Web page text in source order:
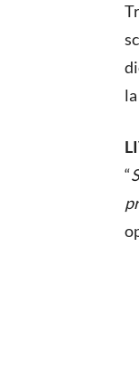
“